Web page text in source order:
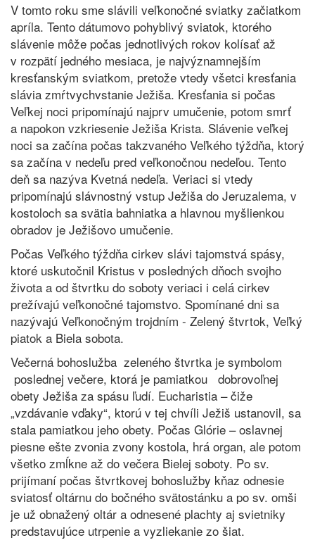
V tomto roku sme slávili veľkonočné sviatky začiatkom
apríla. Tento dátumovo pohyblivý sviatok, ktorého
slávenie môže počas jednotlivých rokov kolísať až
v rozpätí jedného mesiaca, je najvýznamnejším
kresťanským sviatkom, pretože vtedy všetci kresťania
slávia zmŕtvychvstanie Ježiša. Kresťania si počas
Veľkej noci pripomínajú najprv umučenie, potom smrť
a napokon vzkriesenie Ježiša Krista. Slávenie veľkej
noci sa začína počas takzvaného Veľkého týždňa, ktorý
sa začína v nedeľu pred veľkonočnou nedeľou. Tento
deň sa nazýva Kvetná nedeľa. Veriaci si vtedy
pripomínajú slávnostný vstup Ježiša do Jeruzalema, v
kostoloch sa svätia bahniatka a hlavnou myšlienkou
obradov je Ježišovo umučenie.
Počas Veľkého týždňa cirkev slávi tajomstvá spásy,
ktoré uskutočnil Kristus v posledných dňoch svojho
života a od štvrtku do soboty veriaci i celá cirkev
prežívajú veľkonočné tajomstvo. Spomínané dni sa
nazývajú Veľkonočným trojdním - Zelený štvrtok, Veľký
piatok a Biela sobota.
Večerná bohoslužba zeleného štvrtka je symbolom
poslednej večere, ktorá je pamiatkou dobrovoľnej
obety Ježiša za spásu ľudí. Eucharistia – čiže
„vzdávanie vďaky“, ktorú v tej chvíli Ježiš ustanovil, sa
stala pamiatkou jeho obety. Počas Glórie – oslavnej
piesne ešte zvonia zvony kostola, hrá organ, ale potom
všetko zmĺkne až do večera Bielej soboty. Po sv.
prijímaní počas štvrtkovej bohoslužby kňaz odnesie
sviatosť oltárnu do bočného svätostánku a po sv. omši
je už obnažený oltár a odnesené plachty aj svietniky
predstavujúce utrpenie a vyzliekanie zo šiat.